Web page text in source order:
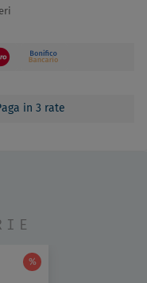
in 3 rate
%